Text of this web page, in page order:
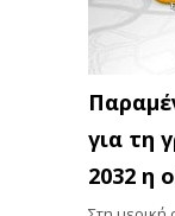
για τη
2032 η